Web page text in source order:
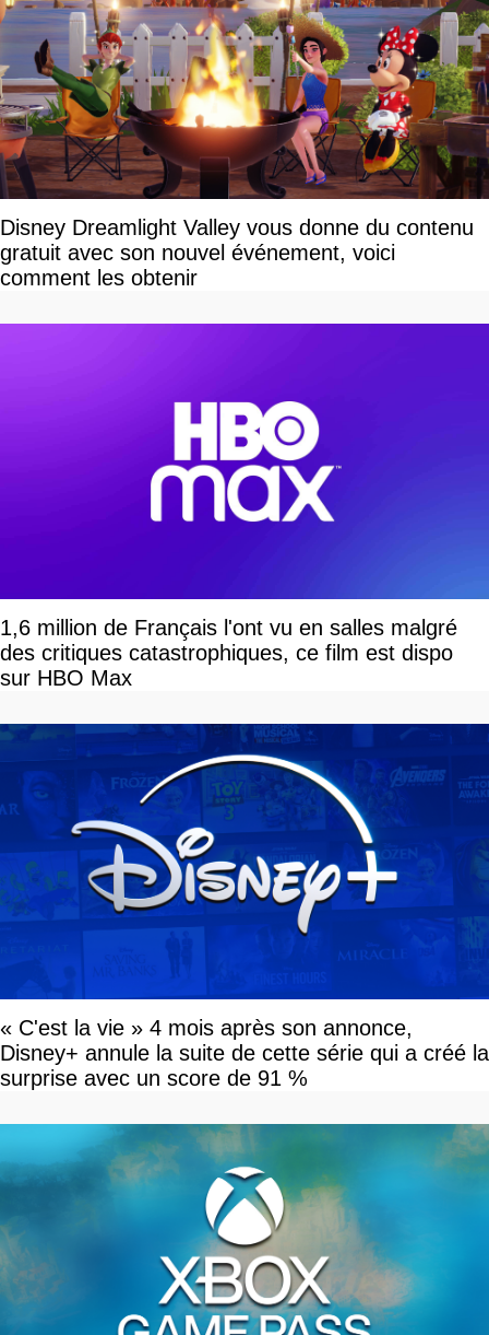
Disney Dreamlight Valley vous donne du contenu
gratuit avec son nouvel événement, voici
comment les obtenir
1,6 million de Français l'ont vu en salles malgré
des critiques catastrophiques, ce film est dispo
sur HBO Max
« C'est la vie » 4 mois après son annonce,
Disney+ annule la suite de cette série qui a créé la
surprise avec un score de 91 %